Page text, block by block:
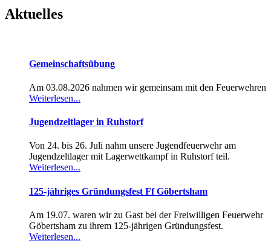
Aktuelles
Gemeinschaftsübung
Am 03.08.2026 nahmen wir gemeinsam mit den Feuerwehren
Weiterlesen...
Jugendzeltlager in Ruhstorf
Von 24. bis 26. Juli nahm unsere Jugendfeuerwehr am
Jugendzeltlager mit Lagerwettkampf in Ruhstorf teil.
Weiterlesen...
125-jähriges Gründungsfest Ff Göbertsham
Am 19.07. waren wir zu Gast bei der Freiwilligen Feuerwehr
Göbertsham zu ihrem 125-jährigen Gründungsfest.
Weiterlesen...